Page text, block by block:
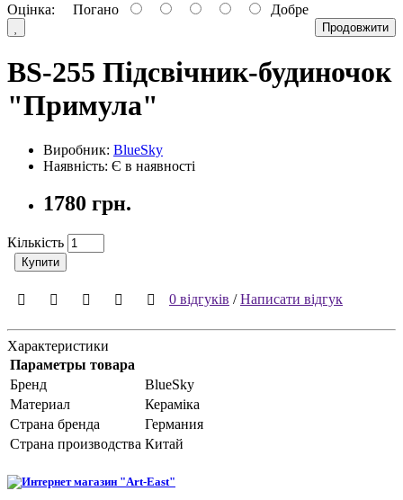
Оцінка: Погано Добре
Продовжити
BS-255 Підсвічник-будиночок
"Примула"
Виробник: BlueSky
Наявність: Є в наявності
1780 грн.
Кількість
Купити
0 відгуків /Написати відгук
Характеристики
Параметры товара
Бренд
BlueSky
Материал
Кераміка
Страна бренда
Германия
Страна производства Китай